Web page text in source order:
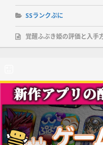
SSランクぷに
覚醒ふぶき姫の評価と入手